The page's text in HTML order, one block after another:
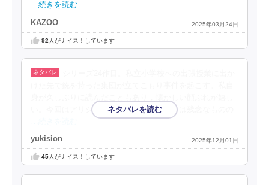
…続きを読む
KAZOO 2025年03月24日
92 人がナイス！しています
い。今回はアリシアが登場しなかったことは残念なものの
yukision 2025年12月01日
45人がナイス！しています